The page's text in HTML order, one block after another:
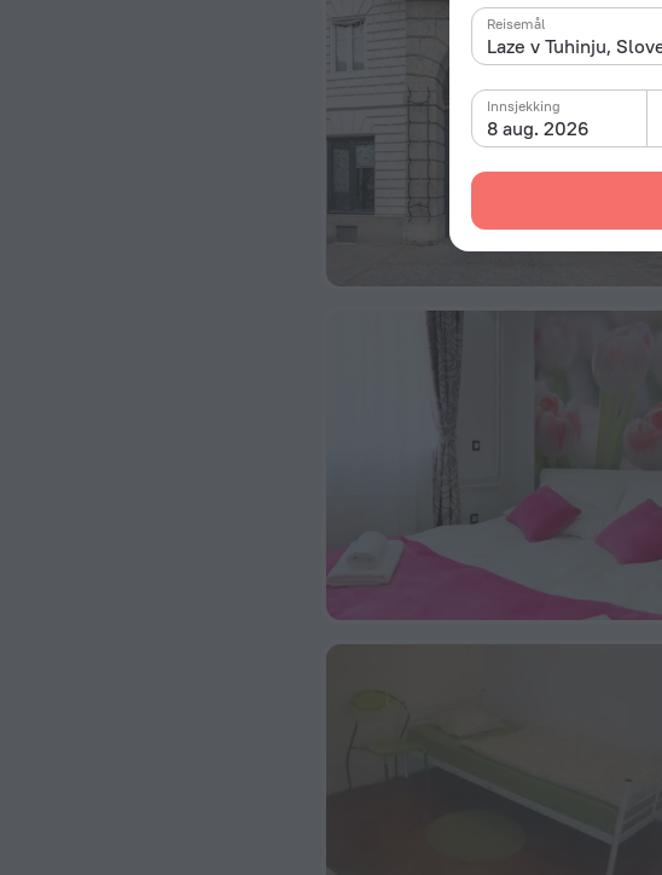
Reisemål
8 aug. 2026
Innsjekking